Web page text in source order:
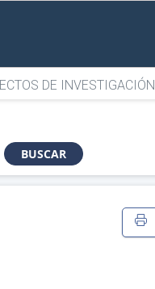
DE INVESTIGACIÓN
BUSCAR